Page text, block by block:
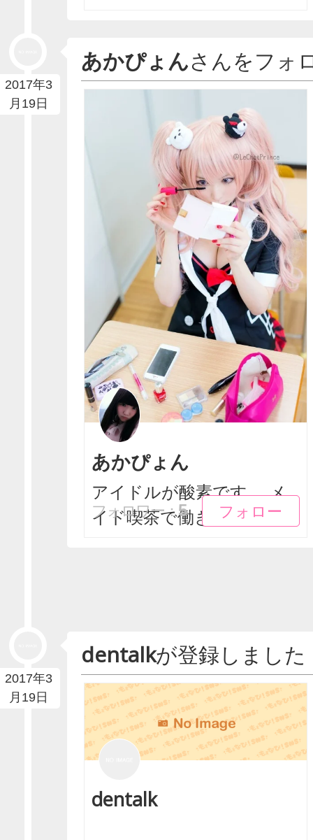
2017年3
月19日
あかぴょんさんをフォ
あかぴょん
アイドルが酸素です。 メ
イド喫茶で働きたいです！
フォロー
フォロー
フォロワー：5
2017年3
月19日
dentalkが登録しました
dentalk